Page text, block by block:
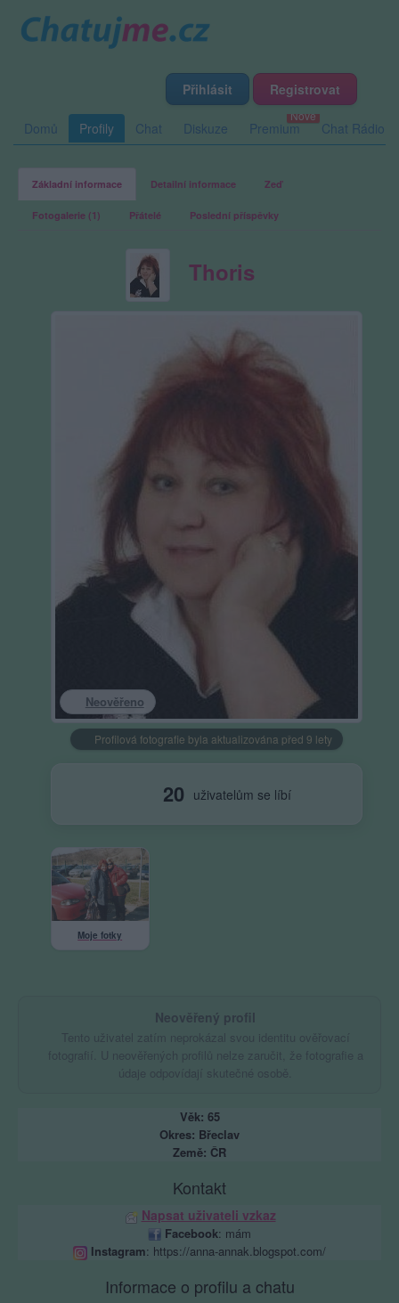
Přihlásit Registrovat
Domů Profily Chat Diskuze Premium Chat Rádio
Základní informace Detailní informace Zeď
Fotogalerie (1) Přátelé Poslední příspěvky
Thoris
Neověřeno
Profilová fotografie byla aktualizována před 9 lety
20 uživatelům se líbí
Moje fotky
Neověřený profil
Tento uživatel zatím neprokázal svou identitu ověřovací
fotografií. U neověřených profilů nelze zaručit, že fotografie a
údaje odpovídají skutečné osobě.
Věk: 65
Okres: Břeclav
Země: ČR
Kontakt
Napsat uživateli vzkaz
Facebook: mám
Instagram: https://anna-annak.blogspot.com/
Informace o profilu a chatu